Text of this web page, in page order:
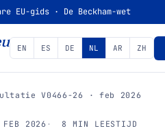
EU-gids · De Beckham-wet
EN ES DE NL AR ZH
V0466-26 · feb 2026
2026 8 MIN LEESTIJD